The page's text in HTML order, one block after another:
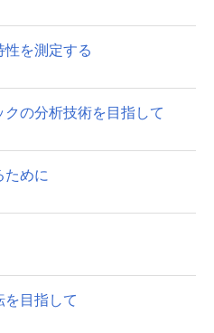
を測定する
の分析技術を目指して
ために
目指して